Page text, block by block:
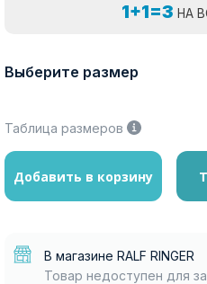
1+1=3 НА
Выберите размер
Таблица размеров
Добавить в корзину
В магазине RALF RINGER
Товар недоступен для